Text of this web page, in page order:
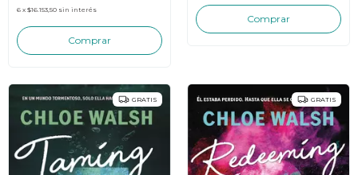
6 x $16.153,50 sin interés
GRATIS GRATIS